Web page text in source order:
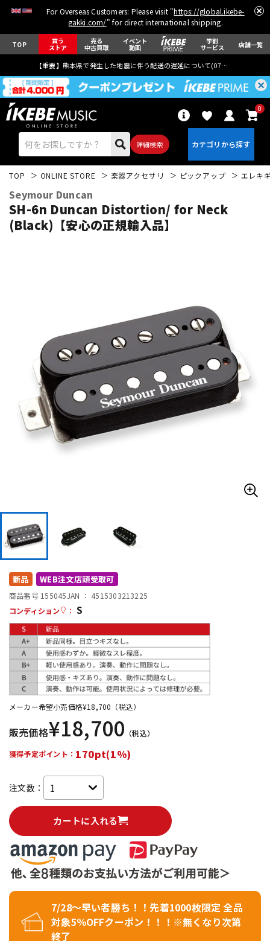
For Overseas Customers: Please visit "https://global.ikebe-
gakki.com/" for direct international shipping.
TOP 買う
ストア
売る
中古買取
イベント
動画
学割
サービス 店舗一覧
【重要】熊本県で発生した地震に伴う配送の遅延について(07月29日
詳細検索
0
ドラム パーカッション
キーボード 電子ピアノ
管楽器 その他楽器
DTM オンライン納品
配信/ライブ機器
中古 ヴィンテージ
TOP ONLINE STORE 楽器アクセサリ ピックアップ エレキ
Seymour Duncan
SH-6n Duncan Distortion/ for Neck
(Black)【安心の正規輸入品】
新品 WEB注文店頭受取可
商品番号 155045JAN ： 4515303213225
コンディション
： S
メーカー希望小売価格¥18,700 （税込）
販売価格¥18,700 （税込）
獲得予定ポイント： 170pt(1%)
注文数：
カートに入れる
7/28～早い者勝ち！！先着1000枚限定 全品
対象5％OFFクーポン！！！※無くなり次第
終了